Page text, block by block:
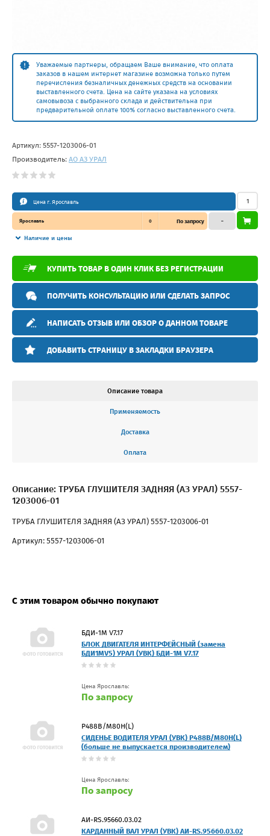
Уважаемые партнеры, обращаем Ваше внимание, что оплата
заказов в нашем интернет магазине возможна только путем
перечисления безналичных денежных средств на основании
выставленного счета. Цена на сайте указана на условиях
самовывоза с выбранного склада и действительна при
предварительной оплате 100% согласно выставленного счета.
Артикул: 5557-1203006-01
Производитель: АО АЗ УРАЛ
Цена г. Ярославль
Ярославль 0 По запросу
Наличие и цены
–
КУПИТЬ ТОВАР В ОДИН КЛИК БЕЗ РЕГИСТРАЦИИ
ПОЛУЧИТЬ КОНСУЛЬТАЦИЮ ИЛИ СДЕЛАТЬ ЗАПРОС
НАПИСАТЬ ОТЗЫВ ИЛИ ОБЗОР О ДАННОМ ТОВАРЕ
ДОБАВИТЬ СТРАНИЦУ В ЗАКЛАДКИ БРАУЗЕРА
Описание товара
Применяемость
Доставка
Оплата
Описание: ТРУБА ГЛУШИТЕЛЯ ЗАДНЯЯ (АЗ УРАЛ) 5557-
1203006-01
ТРУБА ГЛУШИТЕЛЯ ЗАДНЯЯ (АЗ УРАЛ) 5557-1203006-01
Артикул: 5557-1203006-01
С этим товаром обычно покупают
БДИ-1М V7.17
БЛОК ДВИГАТЕЛЯ ИНТЕРФЕЙСНЫЙ (замена
БДИ1МV5) УРАЛ (УВК) БДИ-1М V7.17
Цена Ярославль:
По запросу
P488B/M80Н(L)
СИДЕНЬЕ ВОДИТЕЛЯ УРАЛ (УВК) P488B/M80Н(L)
(больше не выпускается производителем)
Цена Ярославль:
По запросу
АИ-RS.95660.03.02
КАРДАННЫЙ ВАЛ УРАЛ (УВК) АИ-RS.95660.03.02